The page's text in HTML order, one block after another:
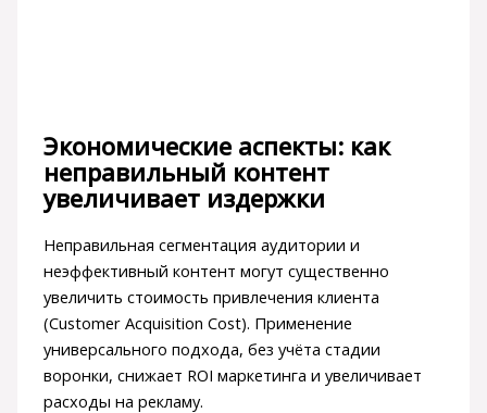
Экономические аспекты: как
неправильный контент
увеличивает издержки
Неправильная сегментация аудитории и
неэффективный контент могут существенно
увеличить стоимость привлечения клиента
(Customer Acquisition Cost). Применение
универсального подхода, без учёта стадии
воронки, снижает ROI маркетинга и увеличивает
расходы на рекламу.